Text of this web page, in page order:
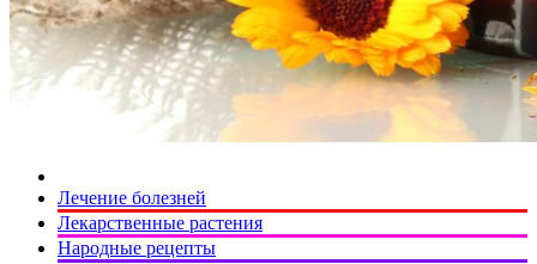
Лечение болезней
Лекарственные растения
Народные рецепты